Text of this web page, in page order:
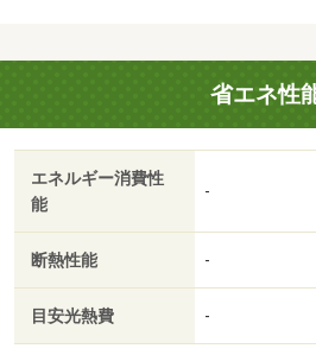
レンジ・電気コンロ・テーブル・
るので身軽にご入居が可能で意外
費用も軽減できます…・駐輪場：有
省エネ性
エネルギー消費性
能
-
断熱性能 -
目安光熱費 -